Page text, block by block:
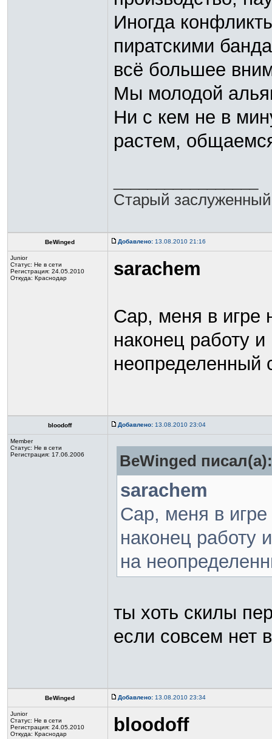
Иногда
пиратскими
всё большее
Мы молодой
Ни с кем не в
растем,
Старый заслуженный
BeWinged Добавлено: 13.08.2010 21:16
Junior
Статус: Не в сети
Регистрация: 24.05.2010
Откуда: Краснодар
sarachem
Сар, меня в игре
наконец работу
неопределенный
bloodoff Добавлено: 13.08.2010 23:04
Member
Статус: Не в сети
Регистрация: 17.06.2006
BeWinged писал(а):
sarachem
Сар, меня в
наконец работу
на
ты хоть скилы
если совсем нет
BeWinged Добавлено: 13.08.2010 23:34
Junior
Статус: Не в сети
Регистрация: 24.05.2010
Откуда: Краснодар
bloodoff